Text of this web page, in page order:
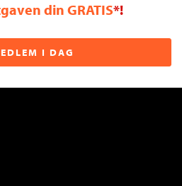
din GRATIS*!
I DAG